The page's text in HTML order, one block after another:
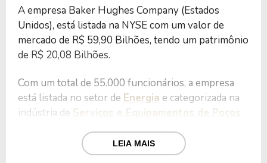
A empresa Baker Hughes Company (Estados
Unidos), está listada na NYSE com um valor de
mercado de R$ 59,90 Bilhões, tendo um patrimônio
de R$ 20,08 Bilhões.
Com um total de 55.000 funcionários, a empresa
está listada no setor de Energia e categorizada na
indústria de Serviços e Equipamentos de Poços
Nos últimos 12 meses a empresa teve um
LEIA MAIS